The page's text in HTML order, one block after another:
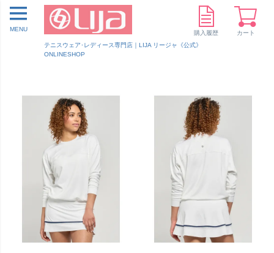
テニスウェア･レディース専門店｜LIJA リージャ《公式》
ONLINESHOP
MENU
購入履歴 カート